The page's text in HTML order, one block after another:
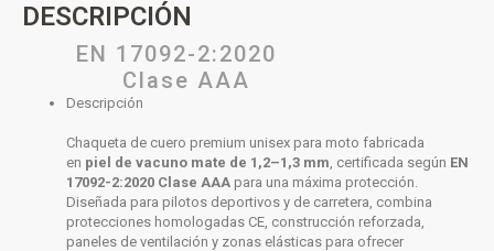
DESCRIPCIÓN
EN 17092-2:2020
Clase AAA
Descripción
Chaqueta de cuero premium unisex para moto fabricada
en piel de vacuno mate de 1,2–1,3 mm, certificada según EN
17092-2:2020 Clase AAA para una máxima protección.
Diseñada para pilotos deportivos y de carretera, combina
protecciones homologadas CE, construcción reforzada,
paneles de ventilación y zonas elásticas para ofrecer